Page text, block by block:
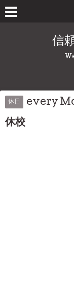
信
休日 every
休校